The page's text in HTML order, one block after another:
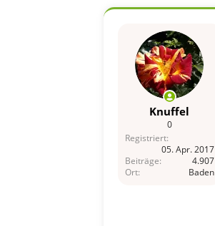
Knuffel
0
Registriert
05. Apr. 2017
Beiträge
4.907
Ort
Baden